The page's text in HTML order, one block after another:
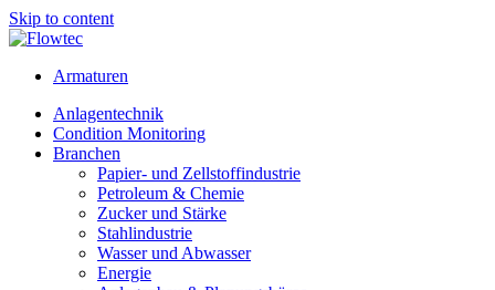
Skip to content
Armaturen
Anlagentechnik
Condition Monitoring
Branchen
Papier- und Zellstoffindustrie
Petroleum & Chemie
Zucker und Stärke
Stahlindustrie
Wasser und Abwasser
Energie